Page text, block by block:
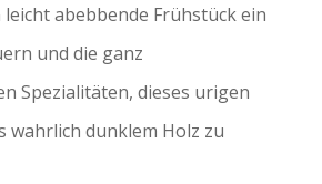
abebbende Frühstück ein
und die ganz
Spezialitäten, dieses urigen
wahrlich dunklem Holz zu